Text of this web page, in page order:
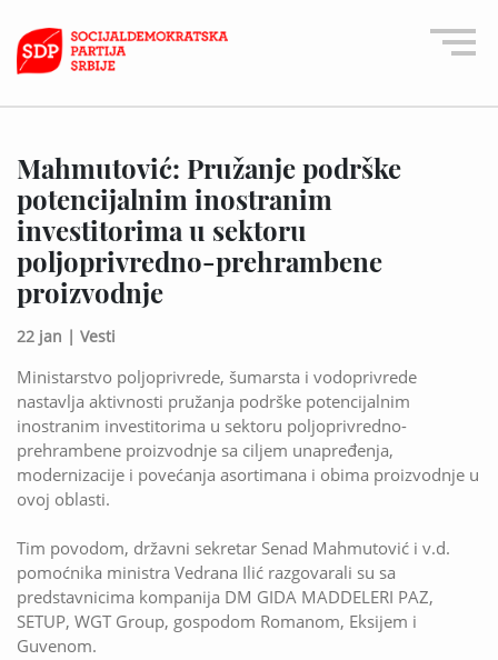
Mahmutović: Pružanje podrške
potencijalnim inostranim
investitorima u sektoru
poljoprivredno-prehrambene
proizvodnje
22 jan | Vesti
Ministarstvo poljoprivrede, šumarsta i vodoprivrede
nastavlja aktivnosti pružanja podrške potencijalnim
inostranim investitorima u sektoru poljoprivredno-
prehrambene proizvodnje sa ciljem unapređenja,
modernizacije i povećanja asortimana i obima proizvodnje u
ovoj oblasti.
Tim povodom, državni sekretar Senad Mahmutović i v.d.
pomoćnika ministra Vedrana Ilić razgovarali su sa
predstavnicima kompanija DM GIDA MADDELERI PAZ,
SETUP, WGT Group, gospodom Romanom, Eksijem i
Guvenom.